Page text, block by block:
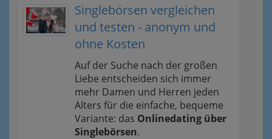
Singlebörsen vergleichen
und testen - anonym und
ohne Kosten
Auf der Suche nach der großen
Liebe entscheiden sich immer
mehr Damen und Herren jeden
Alters für die einfache, bequeme
Variante: das Onlinedating über
Singlebörsen.